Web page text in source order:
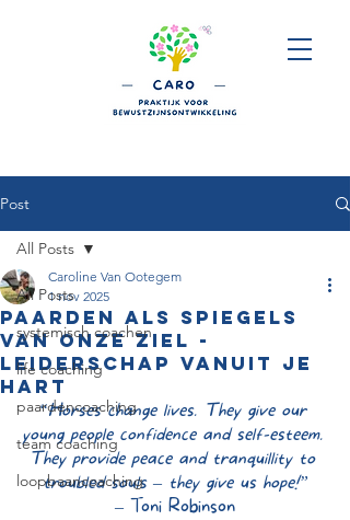
Post
All Posts
systemisch coachen
life coaching
paardencoaching
team coaching
loopbaancoaching
All Posts
Paarden als spiegels
van onze ziel -
leiderschap vanuit je
hart
Caroline Van Ootegem
1 nov 2025
“Horses change lives. They give our
young people confidence and self-esteem.
They provide peace and tranquillity to
troubled souls – they give us hope!”
– Toni Robinson